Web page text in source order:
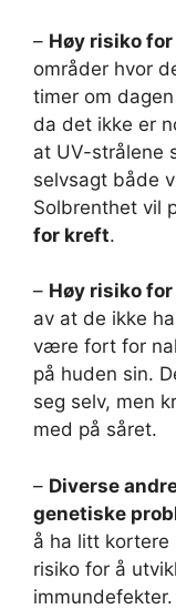
– Høy risiko
områder hvor
timer om
da det ikke er
at UV-strålene
selvsagt både
Solbrenthet vil
for kreft.
– Høy risiko
av at de ikke
være fort for
på huden sin.
seg selv, men
med på såret.
– Diverse
genetiske
å ha litt kortere
risiko for å
immundefekter.